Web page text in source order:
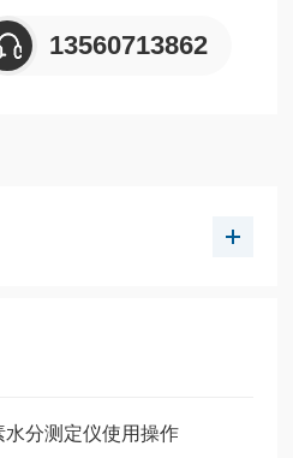
13560713862
分测定仪使用操作